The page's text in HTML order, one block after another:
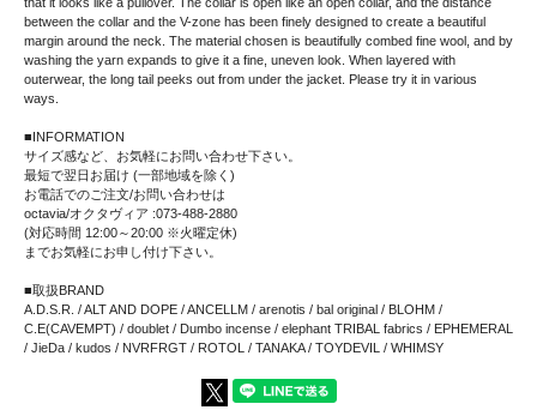
between the collar and the V-zone has been finely designed to create a beautiful
margin around the neck. The material chosen is beautifully combed fine wool, and by
washing the yarn expands to give it a fine, uneven look. When layered with
outerwear, the long tail peeks out from under the jacket. Please try it in various
ways.
■INFORMATION
サイズ感など、お気軽にお問い合わせ下さい。
最短で翌日お届け (一部地域を除く)
お電話でのご注文/お問い合わせは
octavia/オクタヴィア :073-488-2880
(対応時間 12:00～20:00 ※火曜定休)
までお気軽にお申し付け下さい。
■取扱BRAND
A.D.S.R. / ALT AND DOPE / ANCELLM / arenotis / bal original / BLOHM /
C.E(CAVEMPT) / doublet / Dumbo incense / elephant TRIBAL fabrics / EPHEMERAL
/ JieDa / kudos / NVRFRGT / ROTOL / TANAKA / TOYDEVIL / WHIMSY